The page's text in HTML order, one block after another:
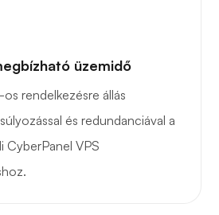
üzemidő
rendelkezésre állás
és redundanciával a
CyberPanel VPS